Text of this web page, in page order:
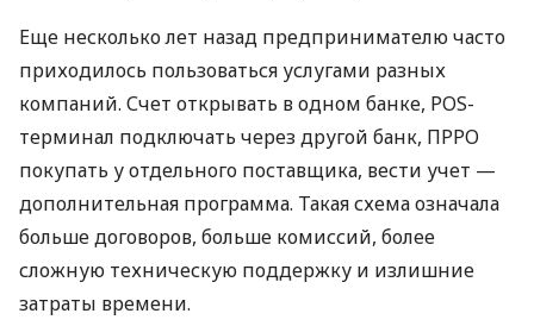
Еще несколько лет назад предпринимателю часто
приходилось пользоваться услугами разных
компаний. Счет открывать в одном банке, POS-
терминал подключать через другой банк, ПРРО
покупать у отдельного поставщика, вести учет —
дополнительная программа. Такая схема означала
больше договоров, больше комиссий, более
сложную техническую поддержку и излишние
затраты времени.